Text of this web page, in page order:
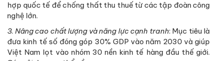
hợp quốc tế để chống thất thu thuế từ các tập đoàn công
nghệ lớn.
3. Nâng cao chất lượng và năng lực cạnh tranh: Mục tiêu là
đưa kinh tế số đóng góp 30% GDP vào năm 2030 và giúp
Việt Nam lọt vào nhóm 30 nền kinh tế hàng đầu thế giới.